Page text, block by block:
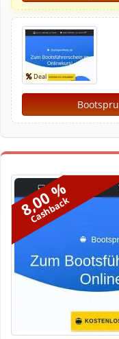
8,00 %
Cashback